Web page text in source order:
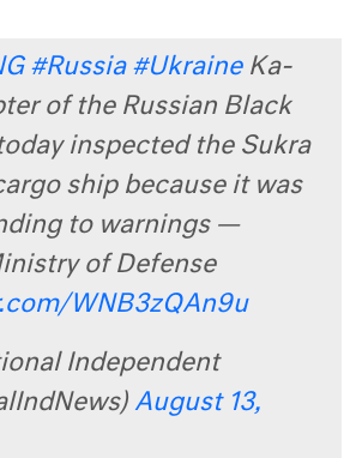
#Russia #UkraineKa-
of the Russian Black
inspected the Sukra
ship because it was
to warnings —
of Defense
WNB3zQAn9u
Independent
August 13,